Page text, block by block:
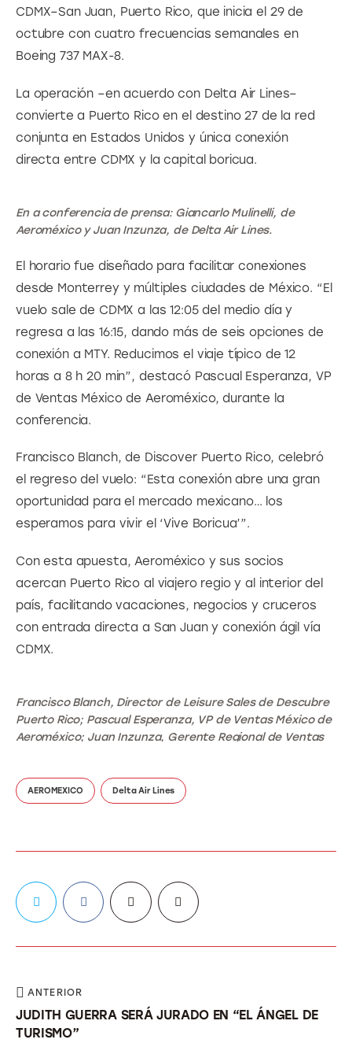
CDMX–San Juan, Puerto Rico, que inicia el 29 de
octubre con cuatro frecuencias semanales en
Boeing 737 MAX-8.
La operación –en acuerdo con Delta Air Lines–
convierte a Puerto Rico en el destino 27 de la red
conjunta en Estados Unidos y única conexión
directa entre CDMX y la capital boricua.
En a conferencia de prensa: Giancarlo Mulinelli, de
Aeroméxico y Juan Inzunza, de Delta Air Lines.
El horario fue diseñado para facilitar conexiones
desde Monterrey y múltiples ciudades de México. “El
vuelo sale de CDMX a las 12:05 del medio día y
regresa a las 16:15, dando más de seis opciones de
conexión a MTY. Reducimos el viaje típico de 12
horas a 8 h 20 min”, destacó Pascual Esperanza, VP
de Ventas México de Aeroméxico, durante la
conferencia.
Francisco Blanch, de Discover Puerto Rico, celebró
el regreso del vuelo: “Esta conexión abre una gran
oportunidad para el mercado mexicano… los
esperamos para vivir el ‘Vive Boricua’”.
Con esta apuesta, Aeroméxico y sus socios
acercan Puerto Rico al viajero regio y al interior del
país, facilitando vacaciones, negocios y cruceros
con entrada directa a San Juan y conexión ágil vía
CDMX.
Francisco Blanch, Director de Leisure Sales de Descubre
Puerto Rico; Pascual Esperanza, VP de Ventas México de
Aeroméxico; Juan Inzunza, Gerente Regional de Ventas
AEROMEXICO Delta Air Lines
ANTERIOR
JUDITH GUERRA SERÁ JURADO EN “EL ÁNGEL DE
TURISMO”